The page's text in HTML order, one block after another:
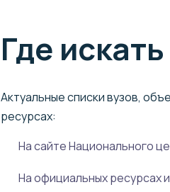
Где
Актуальные списки вузов,
ресурсах:
На сайте Национального
На официальных ресурсах